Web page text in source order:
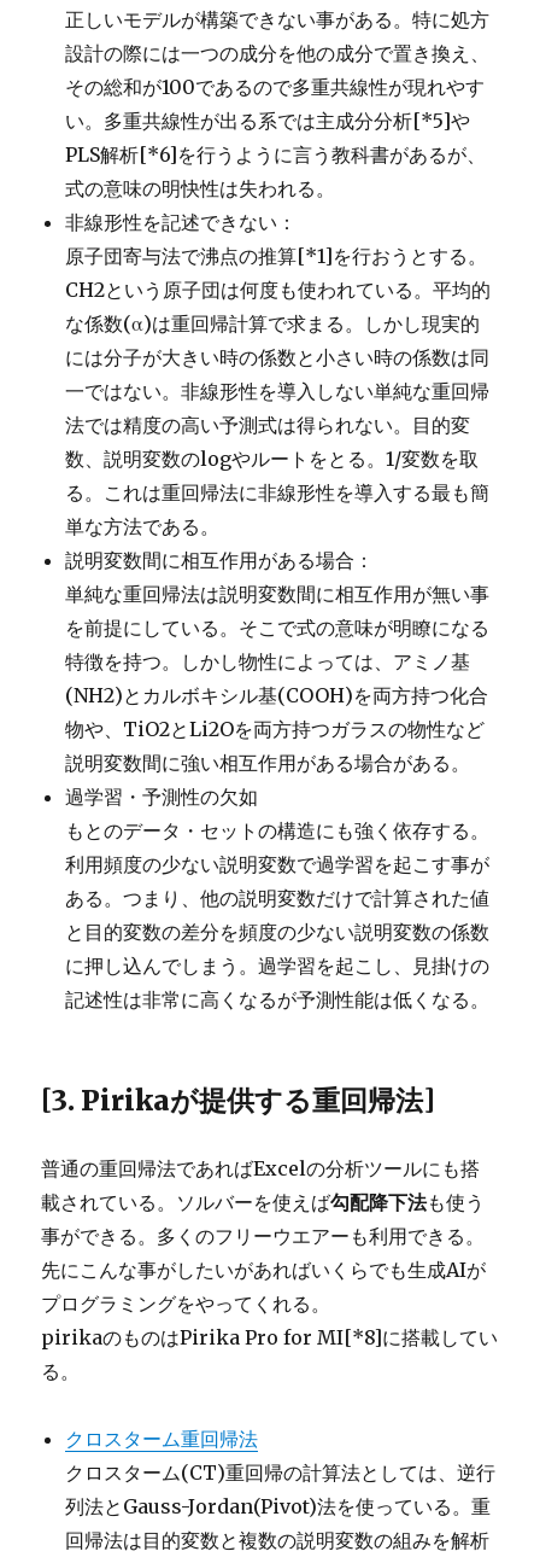
正しいモデルが構築できない事がある。特に処方
設計の際には一つの成分を他の成分で置き換え、
その総和が100であるので多重共線性が現れやす
い。多重共線性が出る系では主成分分析[*5]や
PLS解析[*6]を行うように言う教科書があるが、
式の意味の明快性は失われる。
非線形性を記述できない：
原子団寄与法で沸点の推算[*1]を行おうとする。
CH2という原子団は何度も使われている。平均的
な係数(α)は重回帰計算で求まる。しかし現実的
には分子が大きい時の係数と小さい時の係数は同
一ではない。非線形性を導入しない単純な重回帰
法では精度の高い予測式は得られない。目的変
数、説明変数のlogやルートをとる。1/変数を取
る。これは重回帰法に非線形性を導入する最も簡
単な方法である。
説明変数間に相互作用がある場合：
単純な重回帰法は説明変数間に相互作用が無い事
を前提にしている。そこで式の意味が明瞭になる
特徴を持つ。しかし物性によっては、アミノ基
(NH2)とカルボキシル基(COOH)を両方持つ化合
物や、TiO2とLi2Oを両方持つガラスの物性など
説明変数間に強い相互作用がある場合がある。
過学習・予測性の欠如
もとのデータ・セットの構造にも強く依存する。
利用頻度の少ない説明変数で過学習を起こす事が
ある。つまり、他の説明変数だけで計算された値
と目的変数の差分を頻度の少ない説明変数の係数
に押し込んでしまう。過学習を起こし、見掛けの
記述性は非常に高くなるが予測性能は低くなる。
[3. Pirikaが提供する重回帰法]
普通の重回帰法であればExcelの分析ツールにも搭
載されている。ソルバーを使えば勾配降下法も使う
事ができる。多くのフリーウエアーも利用できる。
先にこんな事がしたいがあればいくらでも生成AIが
プログラミングをやってくれる。
pirikaのものはPirika Pro for MI[*8]に搭載してい
る。
クロスターム重回帰法
クロスターム(CT)重回帰の計算法としては、逆行
列法とGauss-Jordan(Pivot)法を使っている。重
回帰法は目的変数と複数の説明変数の組みを解析